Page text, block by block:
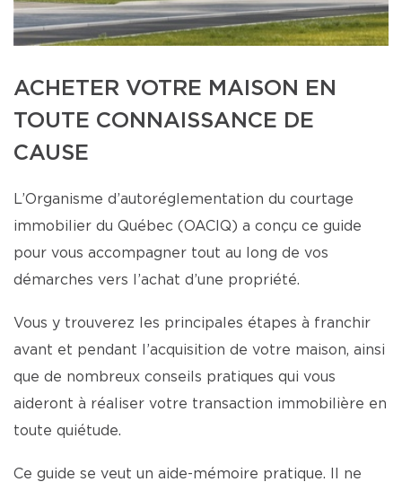
ACHETER VOTRE MAISON EN
TOUTE CONNAISSANCE DE
CAUSE
L’Organisme d’autoréglementation du courtage
immobilier du Québec (OACIQ) a conçu ce guide
pour vous accompagner tout au long de vos
démarches vers l’achat d’une propriété.
Vous y trouverez les principales étapes à franchir
avant et pendant l’acquisition de votre maison, ainsi
que de nombreux conseils pratiques qui vous
aideront à réaliser votre transaction immobilière en
toute quiétude.
Ce guide se veut un aide-mémoire pratique. Il ne